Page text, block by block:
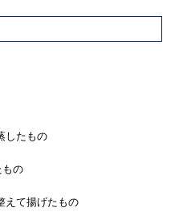
したもの
の
えて揚げたもの